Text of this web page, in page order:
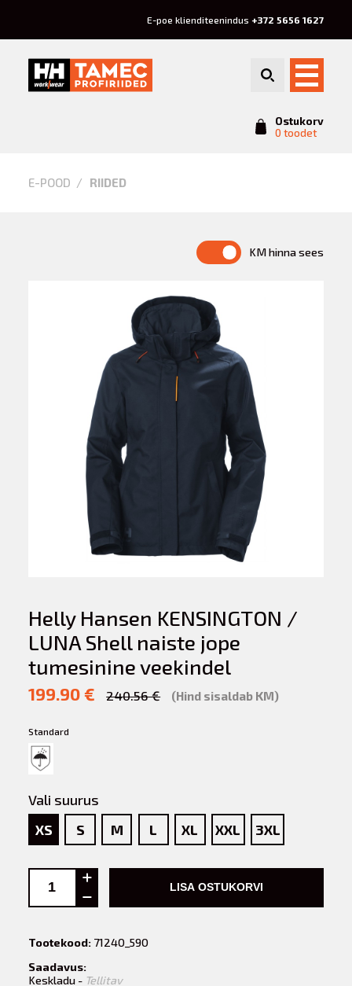
E-poe klienditeenindus +372 5656 1627
Ostukorv
0 toodet
Riided
E-POOD RIIDED
KM hinna sees
Helly Hansen KENSINGTON /
LUNA Shell naiste jope
tumesinine veekindel
199.90 € 240.56 € (Hind sisaldab KM)
Standard
Vali suurus
XS
S M L XL XXL 3XL
LISA OSTUKORVI
Tootekood:71240_590
Saadavus:
Keskladu - Tellitav